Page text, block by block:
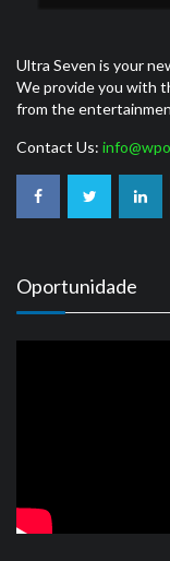
Ultra Seven is your
We provide you with
from the
Contact Us:
Oportunidade